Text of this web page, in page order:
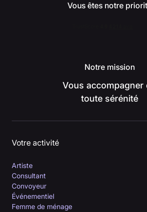
Vous êtes notre
Notre mission
Vous accompagner
toute sérénité
Votre activité
Artiste
Consultant
Convoyeur
Événementiel
Femme de ménage